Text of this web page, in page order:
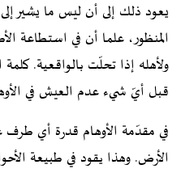
يعود ذلك إلى أن ليس ما يشير
المنظور، علما أن في استطاعة
ولأهله إذا تحلّت بالواقعية.
قبل أيّ شيء عدم العيش في
في مقدّمة الأوهام قدرة أي
الأرض. وهذا يقود في طبيعة